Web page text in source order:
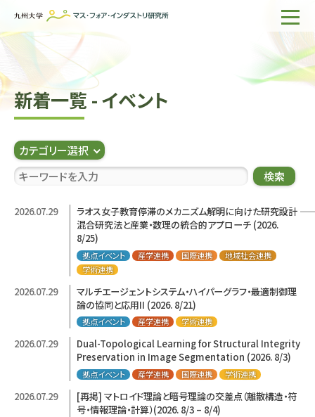
ホーム
IMIについて
組織・所員
研究活動
企業の方へ
サイト内検索
新着一覧 - イベント
カテゴリー選択
検索
2026.07.29
ラオス女子教育停滞のメカニズム解明に向けた研究設計 ――
混合研究法と産業・数理の統合的アプローチ (2026.
8/25)
拠点イベント 産学連携 国際連携
地域社会連携
学術連携
2026.07.29
マルチエージェントシステム・ハイパーグラフ・最適制御理
論の協同と応用II (2026. 8/21)
拠点イベント 産学連携 学術連携
2026.07.29
Dual-Topological Learning for Structural Integrity
Preservation in Image Segmentation (2026. 8/3)
拠点イベント 産学連携 国際連携 学術連携
2026.07.29
[再掲] マトロイド理論と暗号理論の交差点（離散構造・符
号・情報理論・計算）(2026. 8/3 – 8/4)